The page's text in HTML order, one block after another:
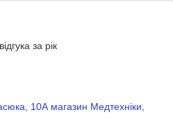
за рік
10А магазин Медтехніки,